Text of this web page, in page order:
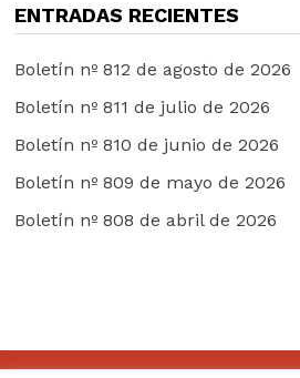
ENTRADAS RECIENTES
Boletín nº 812 de agosto de 2026
Boletín nº 811 de julio de 2026
Boletín nº 810 de junio de 2026
Boletín nº 809 de mayo de 2026
Boletín nº 808 de abril de 2026